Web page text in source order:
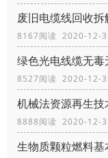
废旧电缆线回收拆
8167阅读 2020-12-
绿色光电线缆无毒
8527阅读 2020-12-
机械法资源再生
8888阅读 2020-12-
生物质颗粒燃料基